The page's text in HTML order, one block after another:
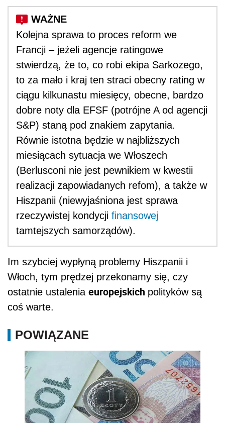
Kolejna sprawa to proces reform we
Francji – jeżeli agencje ratingowe
stwierdzą, że to, co robi ekipa Sarkozego,
to za mało i kraj ten straci obecny rating w
ciągu kilkunastu miesięcy, obecne, bardzo
dobre noty dla EFSF (potrójne A od agencji
S&P) staną pod znakiem zapytania.
Równie istotna będzie w najbliższych
miesiącach sytuacja we Włoszech
(Berlusconi nie jest pewnikiem w kwestii
realizacji zapowiadanych refom), a także w
Hiszpanii (niewyjaśniona jest sprawa
rzeczywistej kondycji finansowej
tamtejszych samorządów).
Im szybciej wypłyną problemy Hiszpanii i
Włoch, tym prędzej przekonamy się, czy
ostatnie ustalenia europejskich polityków są
coś warte.
POWIĄZANE